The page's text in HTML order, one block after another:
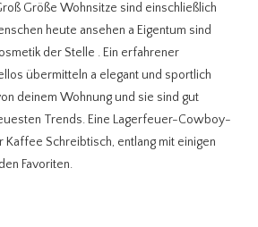
Größe Wohnsitze sind einschließlich
heute ansehen a Eigentum sind
der Stelle . Ein erfahrener
übermitteln a elegant und sportlich
deinem Wohnung und sie sind gut
Trends. Eine Lagerfeuer-Cowboy-
Kaffee Schreibtisch, entlang mit einigen
Favoriten.